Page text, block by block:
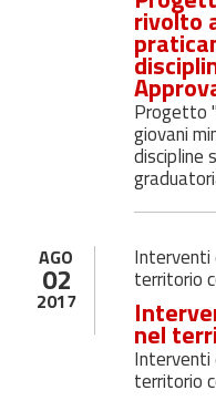
rivolto
Progetto
giovani
discipline
AGO
02
2017
Interventi
territorio
nel
Interventi
territorio